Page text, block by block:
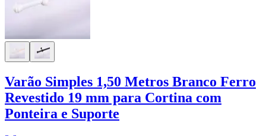
Varão Simples 1,50 Metros Branco Ferro
Revestido 19 mm para Cortina com
Ponteira e Suporte